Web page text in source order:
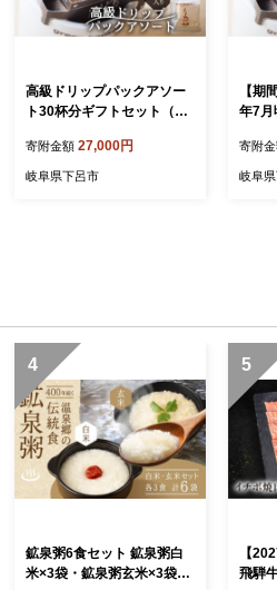
高級ドリップパックアソー
ト30杯分ギフトセット（ブ
コナ、ロイヤルブレンド、
レギュラーブレンド、モカ
寄附金額 27,000円
岐阜県下呂市
【期
年7月
杯分
マウ
贈り
寄附
岐阜
4
鉱泉粥6食セット 鉱泉粥白
米×3袋・鉱泉粥玄米×3袋
5
【
飛騨牛